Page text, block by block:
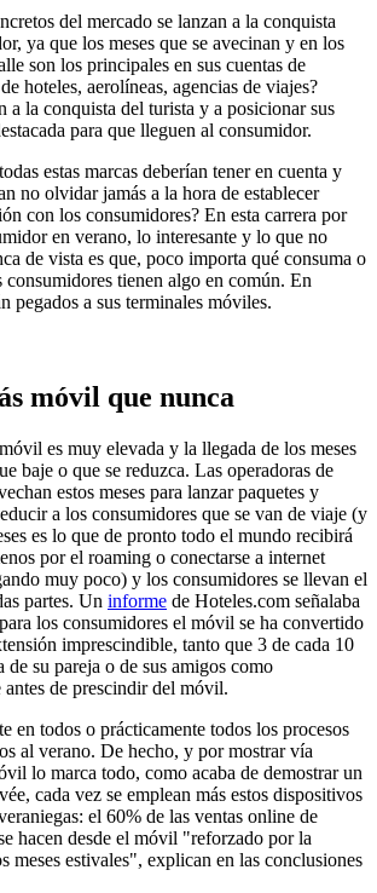
del mercado se lanzan a la conquista
ya que los meses que se avecinan y en los
son los principales en sus cuentas de
hoteles, aerolíneas, agencias de viajes?
a la conquista del turista y a posicionar sus
para que lleguen al consumidor.
estas marcas deberían tener en cuenta y
no olvidar jamás a la hora de establecer
con los consumidores? En esta carrera por
en verano, lo interesante y lo que no
de vista es que, poco importa qué consuma o
consumidores tienen algo en común. En
pegados a sus terminales móviles.
móvil que nunca
es muy elevada y la llegada de los meses
baje o que se reduzca. Las operadoras de
estos meses para lanzar paquetes y
a los consumidores que se van de viaje (y
es lo que de pronto todo el mundo recibirá
por el roaming o conectarse a internet
muy poco) y los consumidores se llevan el
partes. Un informe de Hoteles.com señalaba
los consumidores el móvil se ha convertido
imprescindible, tanto que 3 de cada 10
de su pareja o de sus amigos como
antes de prescindir del móvil.
en todos o prácticamente todos los procesos
al verano. De hecho, y por mostrar vía
lo marca todo, como acaba de demostrar un
cada vez se emplean más estos dispositivos
el 60% de las ventas online de
hacen desde el móvil "reforzado por la
meses estivales", explican en las conclusiones